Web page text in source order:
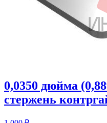
0,0350 дюйма
стержень